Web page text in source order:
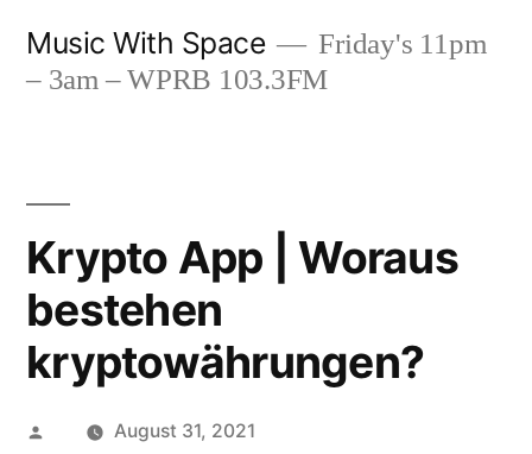
Music With Space
Friday's 11pm
– 3am – WPRB 103.3FM
Krypto App | Woraus
bestehen
kryptowährungen?
Posted August 31, 2021